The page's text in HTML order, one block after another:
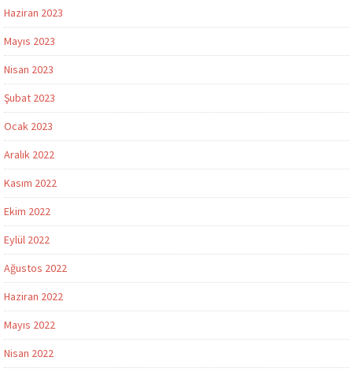
Haziran 2023
Mayıs 2023
Nisan 2023
Şubat 2023
Ocak 2023
Aralık 2022
Kasım 2022
Ekim 2022
Eylül 2022
Ağustos 2022
Haziran 2022
Mayıs 2022
Nisan 2022